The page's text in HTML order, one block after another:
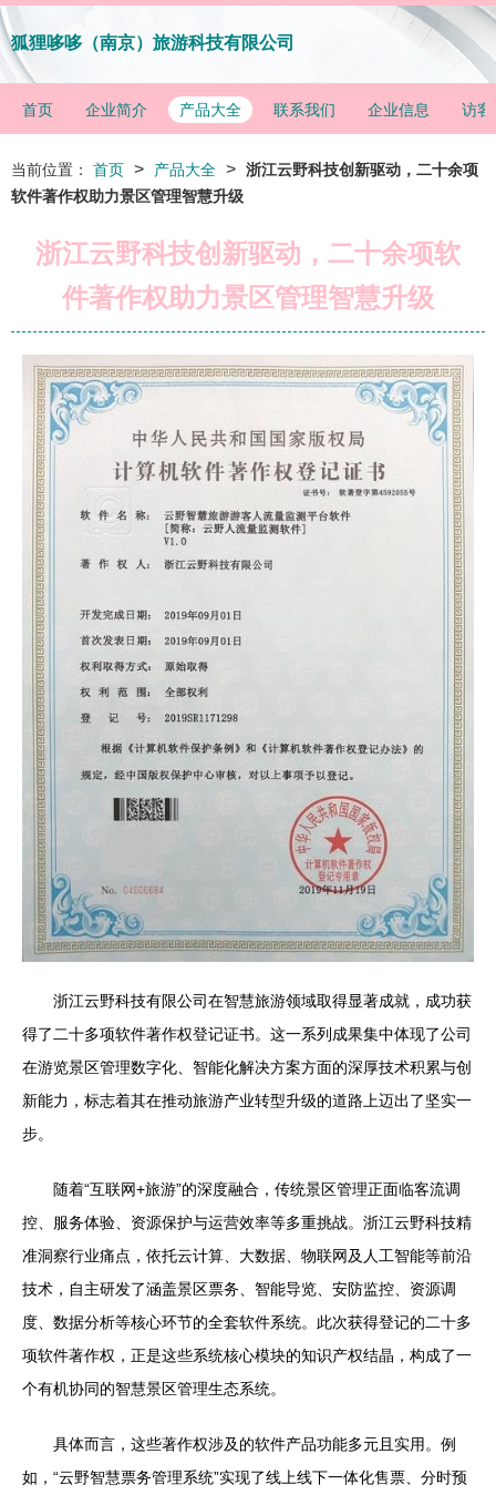
狐狸哆哆（南京）旅游科技有限公司
首页 企业简介 产品大全 联系我们 企业信息 访客
当前位置： 首页 > 产品大全 > 浙江云野科技创新驱动，二十余项
软件著作权助力景区管理智慧升级
浙江云野科技创新驱动，二十余项软
件著作权助力景区管理智慧升级
浙江云野科技有限公司在智慧旅游领域取得显著成就，成功获
得了二十多项软件著作权登记证书。这一系列成果集中体现了公司
在游览景区管理数字化、智能化解决方案方面的深厚技术积累与创
新能力，标志着其在推动旅游产业转型升级的道路上迈出了坚实一
步。
随着“互联网+旅游”的深度融合，传统景区管理正面临客流调
控、服务体验、资源保护与运营效率等多重挑战。浙江云野科技精
准洞察行业痛点，依托云计算、大数据、物联网及人工智能等前沿
技术，自主研发了涵盖景区票务、智能导览、安防监控、资源调
度、数据分析等核心环节的全套软件系统。此次获得登记的二十多
项软件著作权，正是这些系统核心模块的知识产权结晶，构成了一
个有机协同的智慧景区管理生态系统。
具体而言，这些著作权涉及的软件产品功能多元且实用。例
如，“云野智慧票务管理系统”实现了线上线下一体化售票、分时预